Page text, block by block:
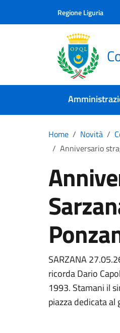
Regione Liguria
Home Novità
Anniversario
SARZANA
ricorda Dario
1993. Stamani il
piazza dedicata